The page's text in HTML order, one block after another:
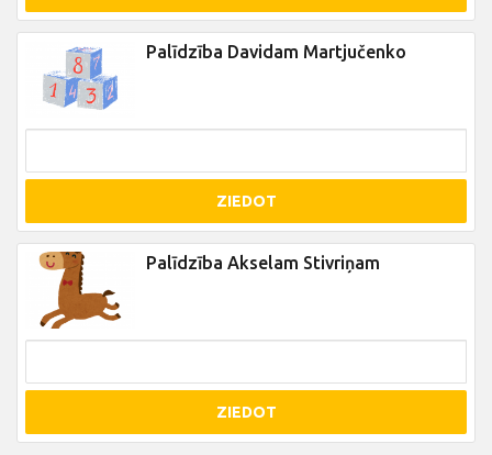
Palīdzība Davidam Martjučenko
ZIEDOT
Palīdzība Akselam Stivriņam
ZIEDOT